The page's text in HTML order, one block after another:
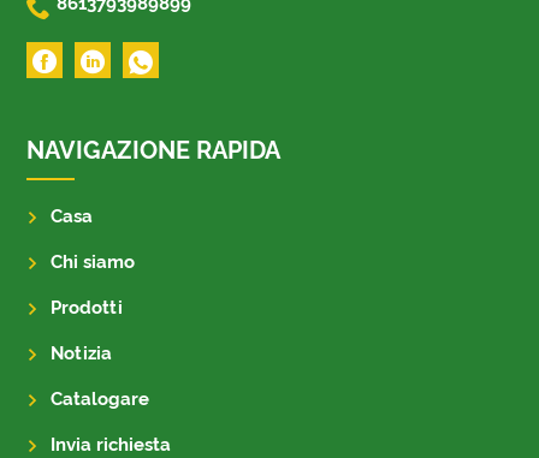
NAVIGAZIONE RAPIDA
Casa
Chi siamo
Prodotti
Notizia
Catalogare
Invia richiesta